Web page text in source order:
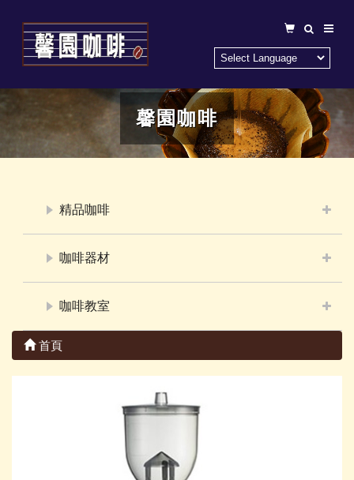
馨園咖啡
精品咖啡
咖啡器材
咖啡教室
首頁